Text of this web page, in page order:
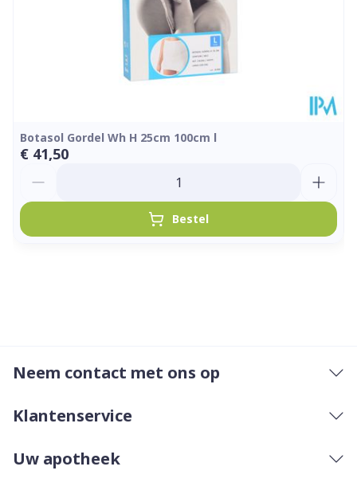
Botasol Gordel Wh H 25cm 100cm l
€ 41,50
Bestel
Neem contact met ons op
Klantenservice
Uw apotheek